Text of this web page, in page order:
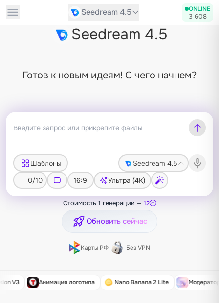
Seedream 4.5 ONLINE
3 608
Seedream 4.5
Готов к новым идеям! С чего начнем?
Шаблоны
Seedream 4.5
0/10
16:9 Ультра (4K)
Стоимость 1 генерации — 12
Обновить сейчас
Карты РФ Без VPN
V3 Анимация логотипа Nano Banana 2 Lite Модератор